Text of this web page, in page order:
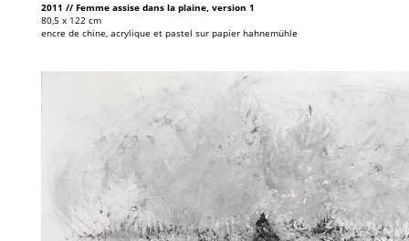
2011 // Femme assise dans la plaine, version 1
80,5 x 122 cm
encre de chine, acrylique et pastel sur papier hahnemühle